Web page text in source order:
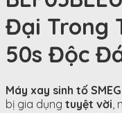
Đại Trong
50s Độc
Máy xay sinh tố
bị gia dụng tuyệt vời